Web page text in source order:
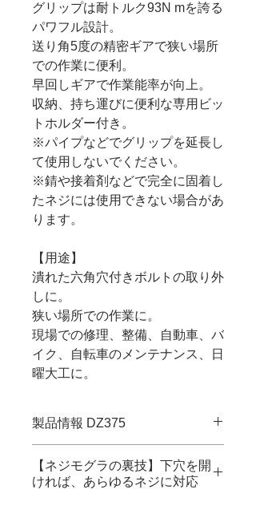
グリップは耐トルク93N mを誇る
パワフル設計。
送り角5度の精密ギアで狭い場所
での作業に便利。
早回しギアで作業能率が向上。
収納、持ち運びに便利な専用ビッ
トホルダー付き。
※パイプなどでグリップを延長し
て使用しないでください。
※錆や接着剤などで完全に固着し
たネジには使用できない場合があ
ります。
【用途】
潰れた六角穴付きボルトの取り外
しに。
狭い場所での作業に。
現場での修理、整備、自動車、バ
イク、自転車のメンテナンス、日
曜大工に。
製品情報 DZ375
・セット点数：5
・セット内容：DBZ-310、DBZ-
【ネジモグラの裏技】下穴を開
ければ、あらゆるネジに対応